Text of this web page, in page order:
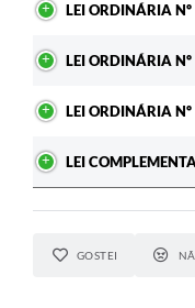
LEI ORDINÁRIA
LEI ORDINÁRIA
LEI ORDINÁRIA
LEI
GOSTEI